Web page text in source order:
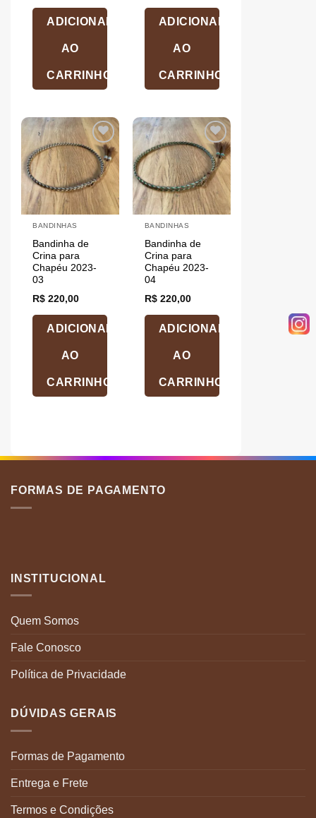
ADICIONAR
AO
CARRINHO
ADICIONAR
AO
CARRINHO
Add aos
Favoritos
BANDINHAS
Bandinha de
Crina para
Chapéu 2023-
03
R$ 220,00
ADICIONAR
AO
CARRINHO
Add aos
Favoritos
BANDINHAS
Bandinha de
Crina para
Chapéu 2023-
04
R$220,00
ADICIONAR
AO
CARRINHO
FORMAS DE PAGAMENTO
INSTITUCIONAL
Quem Somos
Fale Conosco
Política de Privacidade
DÚVIDAS GERAIS
Formas de Pagamento
Entrega e Frete
Termos e Condições